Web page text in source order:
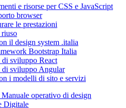
e risorse per CSS e JavaScript
browser
le prestazioni
il design system .italia
Bootstrap Italia
sviluppo React
sviluppo Angular
i modelli di sito e servizi
operativo di design